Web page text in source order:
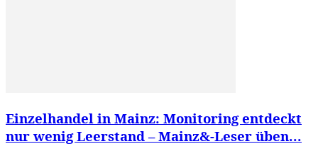
Einzelhandel in Mainz: Monitoring entdeckt
nur wenig Leerstand – Mainz&-Leser üben...